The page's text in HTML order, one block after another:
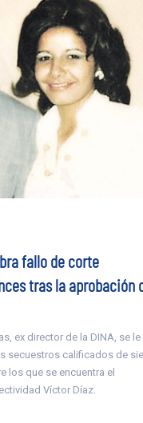
fallo de corte
tras la aprobación
ex director de la DINA, se le
secuestros calificados de
los que se encuentra el
Víctor Díaz.